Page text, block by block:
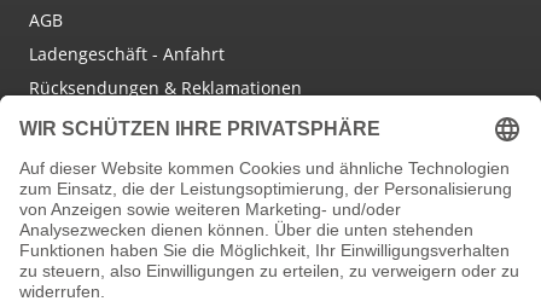
AGB
Ladengeschäft - Anfahrt
Rücksendungen & Reklamationen
Social Media
Facebook
Instagram